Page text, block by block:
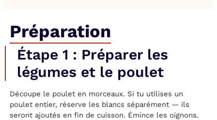
Préparation
Étape 1 : Préparer les
légumes et le poulet
Découpe le poulet en morceaux. Si tu utilises un
poulet entier, réserve les blancs séparément — ils
seront ajoutés en fin de cuisson. Émince les oignons.